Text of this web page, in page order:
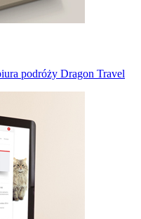
podróży Dragon Travel